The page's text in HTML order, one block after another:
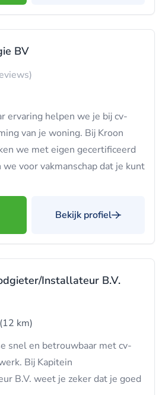
BV
ervaring helpen we je bij cv-
van je woning. Bij Kroon
we met eigen gecertificeerd
voor vakmanschap dat je kunt
Bekijk profiel
Installateur B.V.
(12 km)
snel en betrouwbaar met cv-
Bij Kapitein
B.V. weet je zeker dat je goed